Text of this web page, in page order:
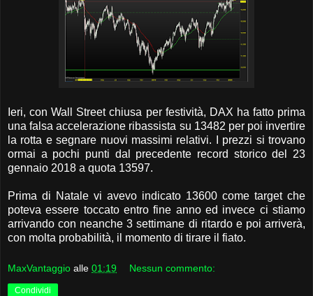
Ieri, con Wall Street chiusa per festività, DAX ha fatto prima
una falsa accelerazione ribassista su 13482 per poi invertire
la rotta e segnare nuovi massimi relativi. I prezzi si trovano
ormai a pochi punti dal precedente record storico del 23
gennaio 2018 a quota 13597.
Prima di Natale vi avevo indicato 13600 come target che
poteva essere toccato entro fine anno ed invece ci stiamo
arrivando con neanche 3 settimane di ritardo e poi arriverà,
con molta probabilità, il momento di tirare il fiato.
MaxVantaggio alle 01:19 Nessun commento:
Condividi